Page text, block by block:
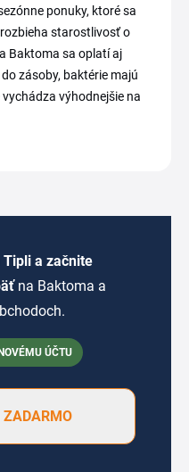
ponuky, ktoré sa
starostlivosť o
Baktoma sa oplatí aj
zásoby, baktérie majú
výhodnejšie na
a začnite
na Baktoma a
ÚČTU